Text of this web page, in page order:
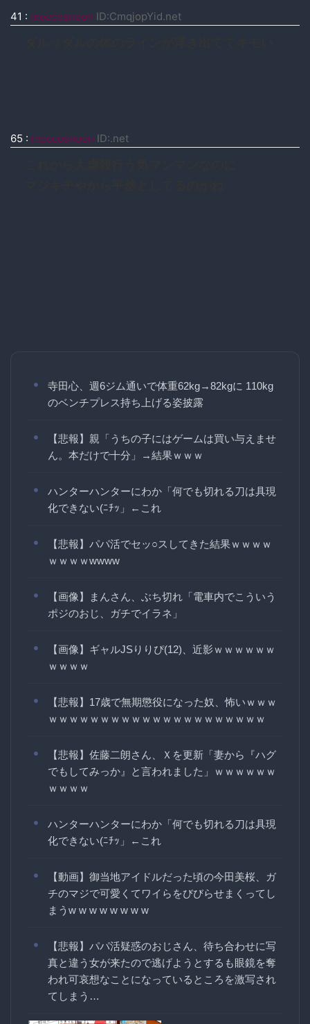
41 : moccosnoon ID:CmqjopYid.net
65 : moccosnoon ID:.net
寺田心、週6ジム通いで体重62kg→82kgに 110kg
のベンチプレス持ち上げる姿披露
【悲報】親「うちの子にはゲームは買い与えませ
ん。本だけで十分」→結果ｗｗｗ
ハンターハンターにわか「何でも切れる刀は具現
化できない(ﾆﾁｯ」←これ
【悲報】パパ活でセッ○スしてきた結果ｗｗｗｗ
ｗｗｗｗwwww
【画像】まんさん、ぶち切れ「電車内でこういう
ポジのおじ、ガチでイラネ」
【画像】ギャルJSりりぴ(12)、近影ｗｗｗｗｗｗ
ｗｗｗｗ
【悲報】17歳で無期懲役になった奴、怖いｗｗｗ
ｗｗｗｗｗｗｗｗｗｗｗｗｗｗｗｗｗｗｗｗｗ
【悲報】佐藤二朗さん、Ｘを更新「妻から『ハグ
でもしてみっか』と言われました」ｗｗｗｗｗｗ
ｗｗｗｗ
ハンターハンターにわか「何でも切れる刀は具現
化できない(ﾆﾁｯ」←これ
【動画】御当地アイドルだった頃の今田美桜、ガ
チのマジで可愛くてワイらをびびらせまくってし
まうw w w w w w w w
【悲報】パパ活疑惑のおじさん、待ち合わせに写
真と違う女が来たので逃げようとするも眼鏡を奪
われ可哀想なことになっているところを激写され
てしまう…